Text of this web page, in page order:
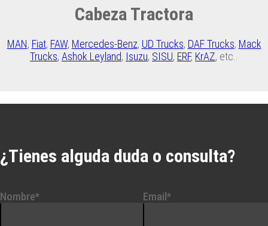
Cabeza Tractora
MAN, Fiat, FAW, Mercedes-Benz, UD Trucks, DAF Trucks, Mack
Trucks, Ashok Leyland, Isuzu, SISU, ERF, KrAZ, etc..
¿Tienes alguda duda o consulta?
Nombre* Email*